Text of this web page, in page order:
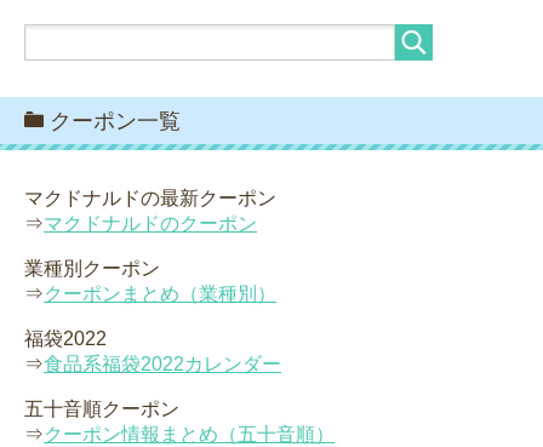
クーポン一覧
マクドナルドの最新クーポン
⇒マクドナルドのクーポン
業種別クーポン
⇒クーポンまとめ（業種別）
福袋2022
⇒食品系福袋2022カレンダー
五十音順クーポン
⇒クーポン情報まとめ（五十音順）